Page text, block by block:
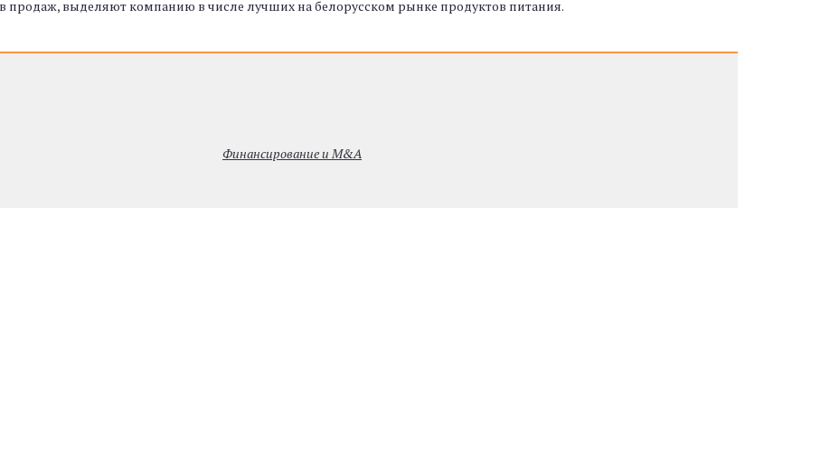
продаж, выделяют компанию в числе лучших на белорусском рынке продуктов питания.
Финансирование и M&A